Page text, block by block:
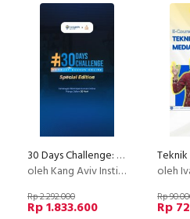
30 Days Challenge: Membuat Kursus Online
oleh Kang Aviv Institute
Rp 2.292.000
Rp 1.833.600
oleh
Rp
Rp